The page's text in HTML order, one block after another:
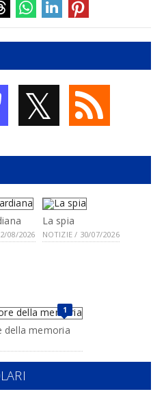
𝕏
08/2026
La spia
NOTIZIE / 30/07/2026
1
della memoria